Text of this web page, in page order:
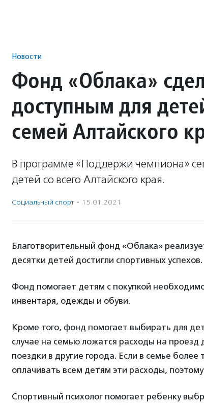
Новости
Фонд «Облака»
доступным для
семей Алтайского
В программе «Поддержи чемпиона»
детей со всего Алтайского края.
Социальный спорт · 15.01.2021
Благотворительный фонд «Облака»
десятки детей достигли спортивных успехов.
Фонд помогает детям с покупкой
инвентаря, одежды и обуви.
Кроме того, фонд помогает выбирать для
случае на семью ложатся расходы на
поездки в другие города. Если в семье
оплачивать всем детям эти расходы,
Спортивный психолог помогает ребенку